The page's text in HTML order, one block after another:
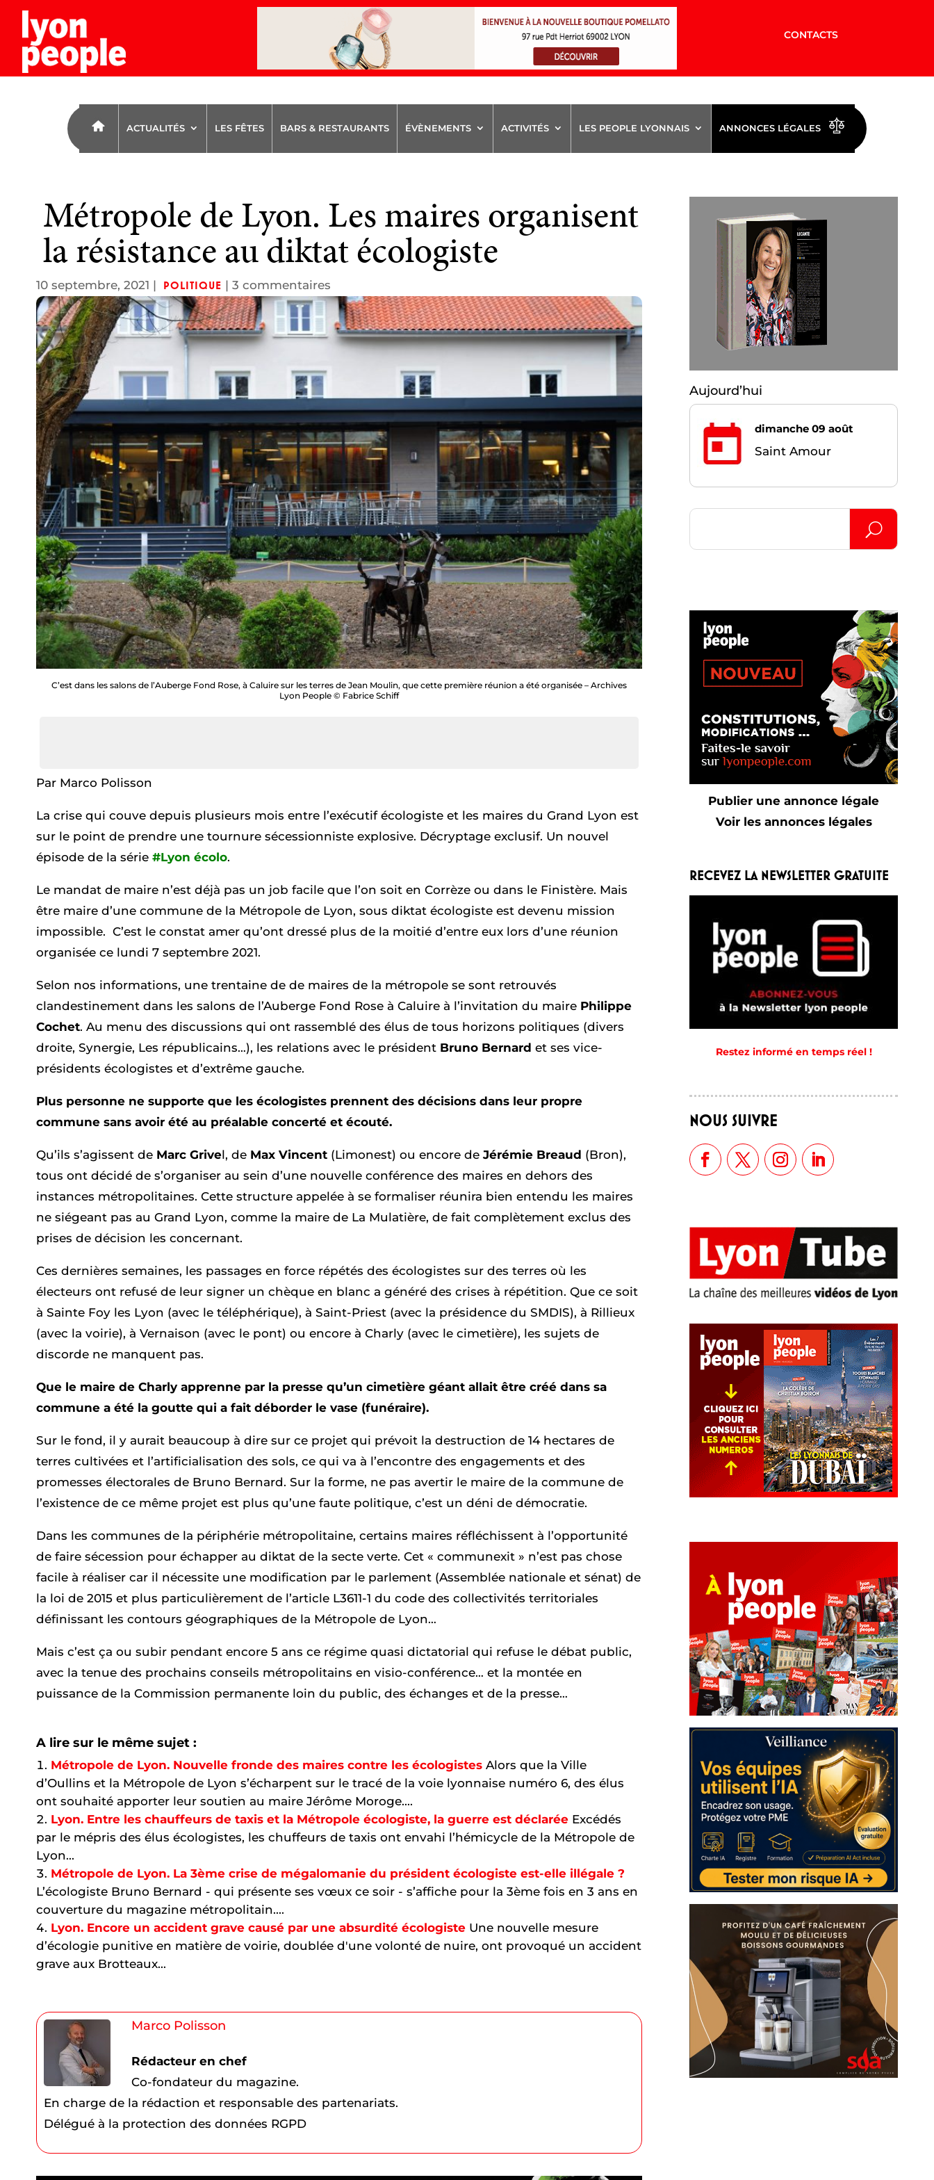
CONTACTS
ACTUALITÉS LES FÊTES BARS & RESTAURANTS ÉVÈNEMENTS ACTIVITÉS LES PEOPLE LYONNAIS ANNONCES LÉGALES
Métropole de Lyon. Les maires organisent
la résistance au diktat écologiste
10 septembre, 2021 | POLITIQUE | 3 commentaires
C’est dans les salons de l’Auberge Fond Rose, à Caluire sur les terres de Jean Moulin, que cette première réunion a été organisée – Archives
Lyon People © Fabrice Schiff
Par Marco Polisson
La crise qui couve depuis plusieurs mois entre l’exécutif écologiste et les maires du Grand Lyon est
sur le point de prendre une tournure sécessionniste explosive. Décryptage exclusif. Un nouvel
épisode de la série #Lyon écolo.
Le mandat de maire n’est déjà pas un job facile que l’on soit en Corrèze ou dans le Finistère. Mais
être maire d’une commune de la Métropole de Lyon, sous diktat écologiste est devenu mission
impossible. C’est le constat amer qu’ont dressé plus de la moitié d’entre eux lors d’une réunion
organisée ce lundi 7 septembre 2021.
Selon nos informations, une trentaine de de maires de la métropole se sont retrouvés
clandestinement dans les salons de l’Auberge Fond Rose à Caluire à l’invitation du maire Philippe
Cochet. Au menu des discussions qui ont rassemblé des élus de tous horizons politiques (divers
droite, Synergie, Les républicains…), les relations avec le président Bruno Bernard et ses vice-
présidents écologistes et d’extrême gauche.
Plus personne ne supporte que les écologistes prennent des décisions dans leur propre
commune sans avoir été au préalable concerté et écouté.
Qu’ils s’agissent de Marc Grivel, de Max Vincent (Limonest) ou encore de Jérémie Breaud (Bron),
tous ont décidé de s’organiser au sein d’une nouvelle conférence des maires en dehors des
instances métropolitaines. Cette structure appelée à se formaliser réunira bien entendu les maires
ne siégeant pas au Grand Lyon, comme la maire de La Mulatière, de fait complètement exclus des
prises de décision les concernant.
Ces dernières semaines, les passages en force répétés des écologistes sur des terres où les
électeurs ont refusé de leur signer un chèque en blanc a généré des crises à répétition. Que ce soit
à Sainte Foy les Lyon (avec le téléphérique), à Saint-Priest (avec la présidence du SMDIS), à Rillieux
(avec la voirie), à Vernaison (avec le pont) ou encore à Charly (avec le cimetière), les sujets de
discorde ne manquent pas.
Que le maire de Charly apprenne par la presse qu’un cimetière géant allait être créé dans sa
commune a été la goutte qui a fait déborder le vase (funéraire).
Sur le fond, il y aurait beaucoup à dire sur ce projet qui prévoit la destruction de 14 hectares de
terres cultivées et l’artificialisation des sols, ce qui va à l’encontre des engagements et des
promesses électorales de Bruno Bernard. Sur la forme, ne pas avertir le maire de la commune de
l’existence de ce même projet est plus qu’une faute politique, c’est un déni de démocratie.
Dans les communes de la périphérie métropolitaine, certains maires réfléchissent à l’opportunité
de faire sécession pour échapper au diktat de la secte verte. Cet « communexit » n’est pas chose
facile à réaliser car il nécessite une modification par le parlement (Assemblée nationale et sénat) de
la loi de 2015 et plus particulièrement de l’article L3611-1 du code des collectivités territoriales
définissant les contours géographiques de la Métropole de Lyon…
Mais c’est ça ou subir pendant encore 5 ans ce régime quasi dictatorial qui refuse le débat public,
avec la tenue des prochains conseils métropolitains en visio-conférence… et la montée en
puissance de la Commission permanente loin du public, des échanges et de la presse…
A lire sur le même sujet :
Métropole de Lyon. Nouvelle fronde des maires contre les écologistes Alors que la Ville
d’Oullins et la Métropole de Lyon s’écharpent sur le tracé de la voie lyonnaise numéro 6, des élus
ont souhaité apporter leur soutien au maire Jérôme Moroge....
Lyon. Entre les chauffeurs de taxis et la Métropole écologiste, la guerre est déclarée Excédés
par le mépris des élus écologistes, les chuffeurs de taxis ont envahi l’hémicycle de la Métropole de
Lyon...
Métropole de Lyon. La 3ème crise de mégalomanie du président écologiste est-elle illégale ?
L’écologiste Bruno Bernard - qui présente ses vœux ce soir - s’affiche pour la 3ème fois en 3 ans en
couverture du magazine métropolitain....
Lyon. Encore un accident grave causé par une absurdité écologiste Une nouvelle mesure
d’écologie punitive en matière de voirie, doublée d'une volonté de nuire, ont provoqué un accident
grave aux Brotteaux...
Marco Polisson
Rédacteur en chef
Co-fondateur du magazine.
En charge de la rédaction et responsable des partenariats.
Délégué à la protection des données RGPD
Aujourd’hui
dimanche 09 août
Saint Amour
Publier une annonce légale
Voir les annonces légales
RECEVEZ LA NEWSLETTER GRATUITE
Restez informé en temps réel !
NOUS SUIVRE